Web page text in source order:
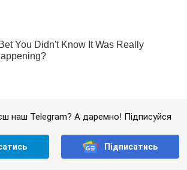
наш Telegram? А даремно! Підписуйся
Підписатись